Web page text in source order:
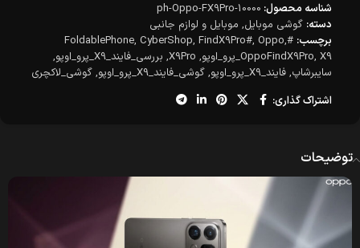
شناسه محصول: ph-Oppo-FX9Pro-10000
دسته: گوشی موبایل, موبایل و لوازم جانبی
برچسب: #FoldablePhone
, CyberShop, FindX9Pro#, Oppo,
OppoFindX9Pro, X9_پرو_اوپو ,
X9Pro
, بررسی_فایند_X9_پرو_اوپو
,
سایبرشاپ, فایند_X9_پرو_اوپو , گوشی_فایند_X9_پرو_اوپو , گوشی_لاکچری
اشتراک گذاری:
توضیحات